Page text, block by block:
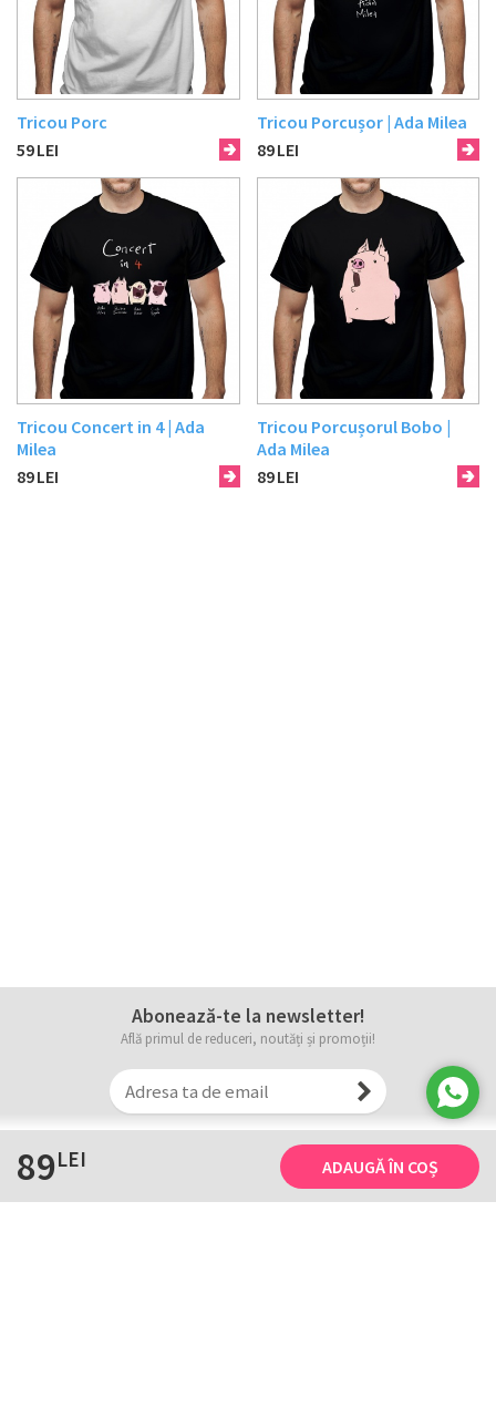
89LEI ADAUGĂ ÎN COȘ
Tricou Porc
59LEI
Tricou Porcușor | Ada Milea
89LEI
Tricou Concert in 4 | Ada
Milea
89LEI
Tricou Porcușorul Bobo |
Ada Milea
89LEI
Abonează-te la newsletter!
Află primul de reduceri, noutăți și promoții!
Tricourile noastre